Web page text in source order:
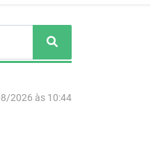
2026 às 10:44